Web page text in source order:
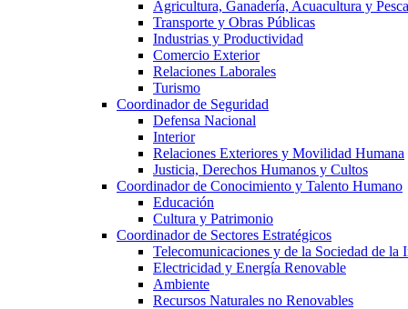
Agricultura, Ganadería, Acuacultura y Pesca
Transporte y Obras Públicas
Industrias y Productividad
Comercio Exterior
Relaciones Laborales
Turismo
Coordinador de Seguridad
Defensa Nacional
Interior
Relaciones Exteriores y Movilidad Humana
Justicia, Derechos Humanos y Cultos
Coordinador de Conocimiento y Talento Humano
Educación
Cultura y Patrimonio
Coordinador de Sectores Estratégicos
Telecomunicaciones y de la Sociedad de la
Electricidad y Energía Renovable
Ambiente
Recursos Naturales no Renovables